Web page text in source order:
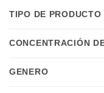
TIPO DE PRODUCTO
CONCENTRACIÓN
GENERO